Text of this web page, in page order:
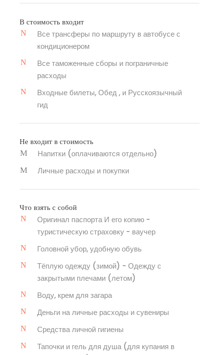
В стоимость входит
Все трансферы по маршруту в автобусе с
кондиционером
Все таможенные сборы и пограничные
расходы
Входные билеты, Обед , и Русскоязычный
гид
Не входит в стоимость
Напитки (оплачиваются отдельно)
Личные расходы и покупки
Что взять с собой
Оригинал паспорта И его копию -
туристическую страховку - ваучер
Головной убор, удобную обувь
Тёплую одежду (зимой) - Одежду с
закрытыми плечами (летом)
Воду, крем для загара
Деньги на личные расходы и сувениры
Средства личной гигиены
Тапочки и гель для душа (для купания в